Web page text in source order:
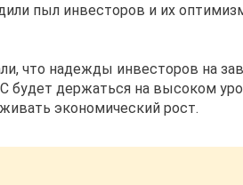
пыл инвесторов и их
что надежды инвесторов на
будет держаться на высоком
экономический рост.